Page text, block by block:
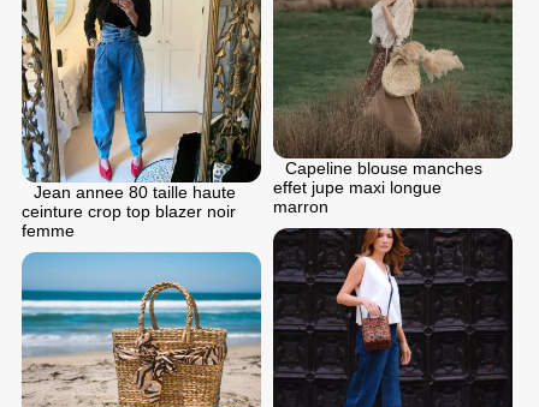
Capeline blouse manches
effet jupe maxi longue
marron
Jean annee 80 taille haute
ceinture crop top blazer noir
femme